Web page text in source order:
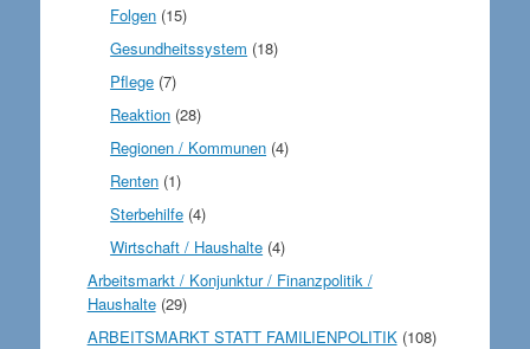
Folgen (15)
Gesundheitssystem (18)
Pflege (7)
Reaktion (28)
Regionen / Kommunen (4)
Renten (1)
Sterbehilfe (4)
Wirtschaft / Haushalte (4)
Arbeitsmarkt / Konjunktur / Finanzpolitik /
Haushalte(29)
ARBEITSMARKT STATT FAMILIENPOLITIK(108)